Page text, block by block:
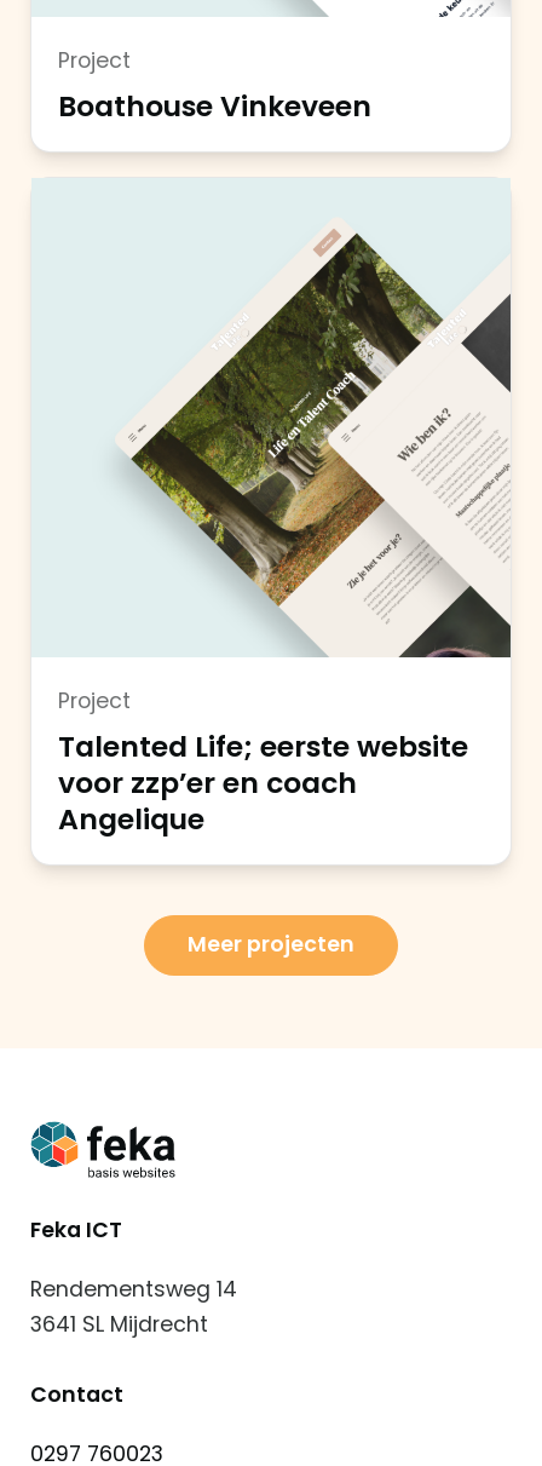
Project
Boathouse Vinkeveen
Project
Talented Life; eerste website
voor zzp’er en coach
Angelique
Meer projecten
Patzu
Spaanse
zon
Feka ICT
Rendementsweg 14
3641 SL Mijdrecht
Contact
0297 760023